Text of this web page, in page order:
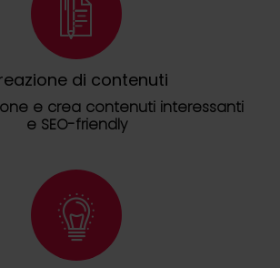
di contenuti
e crea contenuti interessanti
e SEO-friendly